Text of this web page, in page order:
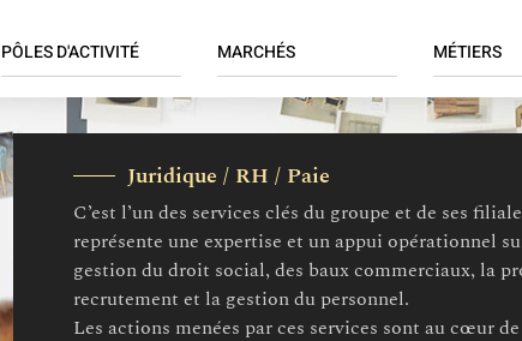
PÔLES D'ACTIVITÉ
Négoce
Retail
Services
MARCHÉS
Décoration et mobilier
cuisine
Bricolage, jardinage et
loisirs
Textile
MÉTIERS
Achats
Compta /
SI / BI /
Juridique /
Juridique / RH / Paie
C’est l’un des services clés du groupe et de ses
représente une expertise et un appui opérationnel
gestion du droit social, des baux commerciaux, la
recrutement et la gestion du personnel.
Les actions menées par ces services sont au cœur